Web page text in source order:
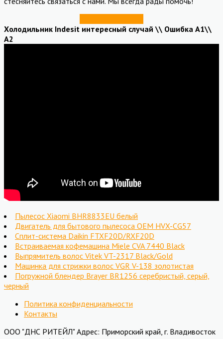
Холодильник Indesit интересный случай \\ Ошибка А1\\
А2
Пылесос Xiaomi BHR8833EU белый
Двигатель для бытового пылесоса OEM HVX-CG57
Сплит-система Daikin FTXF20D/RXF20D
Встраиваемая кофемашина Miele CVA 7440 Black
Выпрямитель волос Vitek VT-2317 Black/Gold
Машинка для стрижки волос VGR V-138 золотистая
Погружной блендер Brayer BR1256 серебристый, серый,
черный
Политика конфиденциальности
Контакты
ООО "ДНС РИТЕЙЛ" Адрес: Приморский край, г. Владивосток